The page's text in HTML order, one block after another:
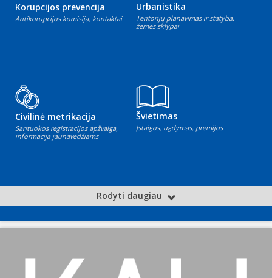
Korupcijos prevencija
Antikorupcijos komisija, kontaktai
Urbanistika
Teritorijų planavimas ir statyba,
žemės sklypai
Civilinė metrikacija
Santuokos registracijos apžvalga,
informacija jaunavedžiams
Švietimas
Įstaigos, ugdymas, premijos
Rodyti daugiau